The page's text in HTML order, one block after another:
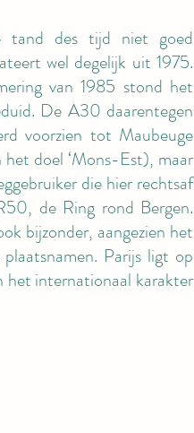
tand des tijd niet goed
wel degelijk uit 1975.
van 1985 stond het
De A30 daarentegen
voorzien tot Maubeuge
doel ‘Mons-Est), maar
die hier rechtsaf
de Ring rond Bergen.
bijzonder, aangezien het
Parijs ligt op
internationaal karakter